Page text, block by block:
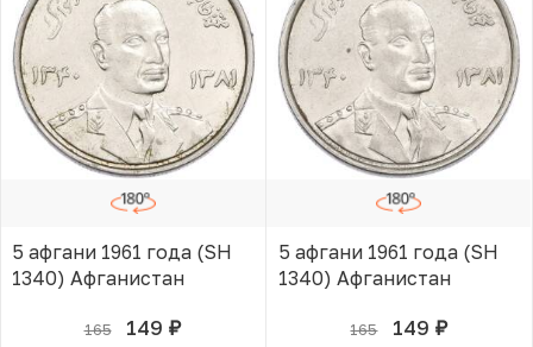
5 афгани 1961 года (SH
1340) Афганистан
165 149 руб.
В КОРЗИНЕ
5 афгани 1961 года (SH
1340) Афганистан
165 149 руб.
В КОРЗИНЕ